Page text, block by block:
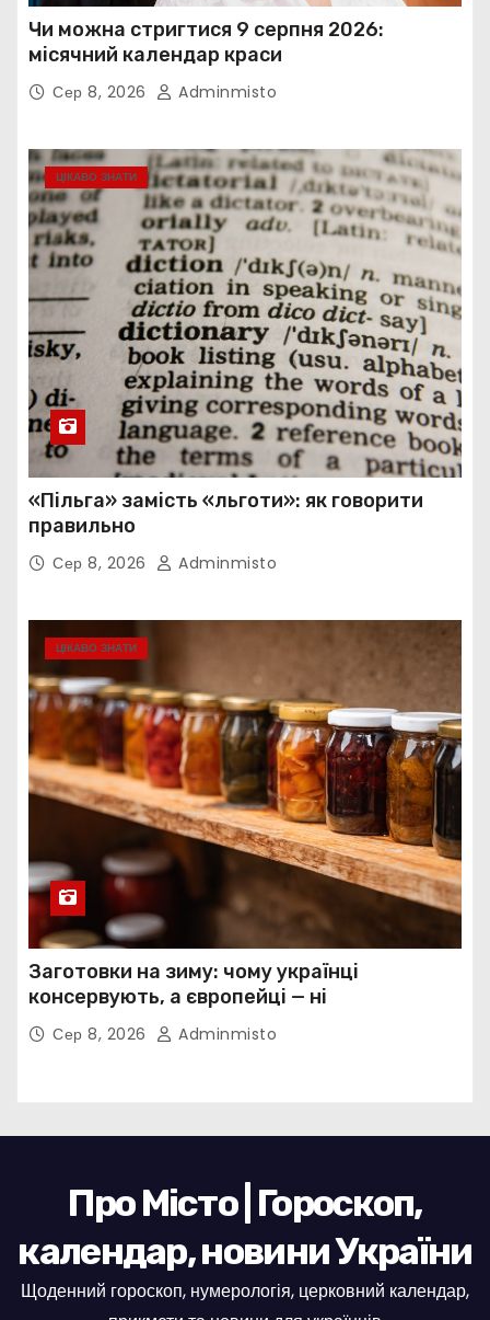
Чи можна стригтися 9 серпня 2026:
місячний календар краси
Сер 8, 2026 Adminmisto
ЦІКАВО ЗНАТИ
«Пільга» замість «льготи»: як говорити
правильно
Сер 8, 2026 Adminmisto
ЦІКАВО ЗНАТИ
Заготовки на зиму: чому українці
консервують, а європейці — ні
Сер 8, 2026 Adminmisto
Про Місто | Гороскоп,
календар, новини України
Щоденний гороскоп, нумерологія, церковний календар,